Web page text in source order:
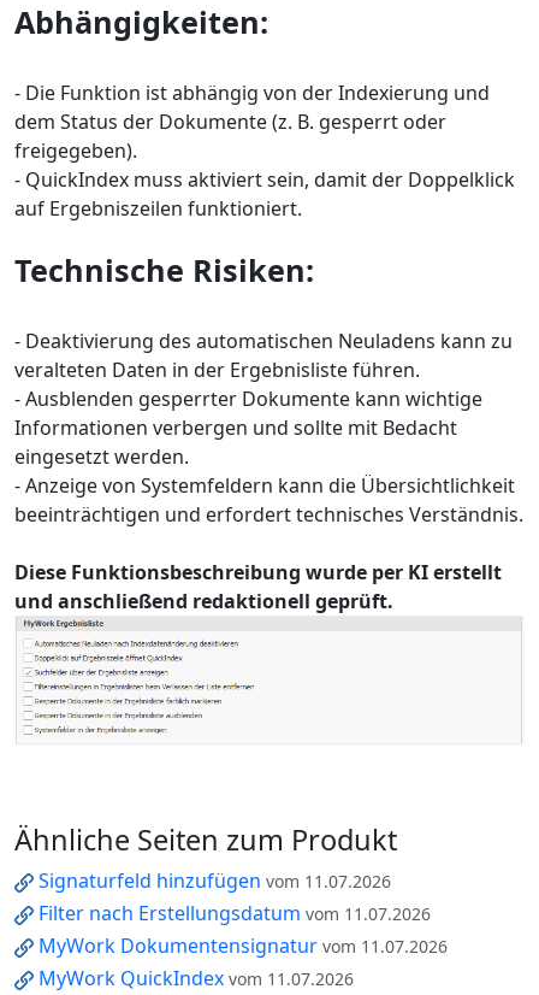
Abhängigkeiten:
- Die Funktion ist abhängig von der Indexierung und
dem Status der Dokumente (z. B. gesperrt oder
freigegeben).
- QuickIndex muss aktiviert sein, damit der Doppelklick
auf Ergebniszeilen funktioniert.
Technische Risiken:
- Deaktivierung des automatischen Neuladens kann zu
veralteten Daten in der Ergebnisliste führen.
- Ausblenden gesperrter Dokumente kann wichtige
Informationen verbergen und sollte mit Bedacht
eingesetzt werden.
- Anzeige von Systemfeldern kann die Übersichtlichkeit
beeinträchtigen und erfordert technisches Verständnis.
Diese Funktionsbeschreibung wurde per KI erstellt
und anschließend redaktionell geprüft.
Ähnliche Seiten zum Produkt
Signaturfeld hinzufügen vom 11.07.2026
Filter nach Erstellungsdatum vom 11.07.2026
MyWork Dokumentensignatur vom 11.07.2026
MyWork QuickIndex vom 11.07.2026